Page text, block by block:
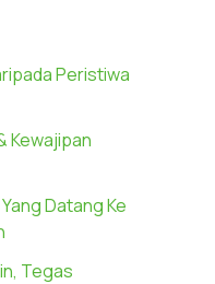
Peristiwa
Kewajipan
Datang Ke
Tegas